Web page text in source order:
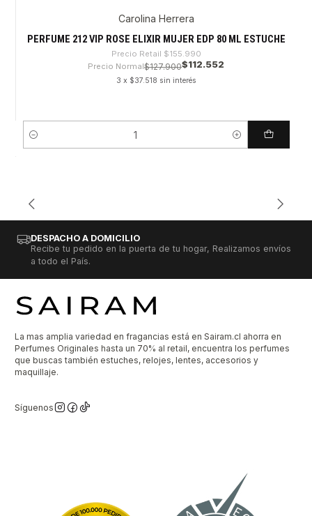
Carolina Herrera
PERFUME 212 VIP ROSE ELIXIR MUJER EDP 80 ML ESTUCHE
Precio Retail $155.990
Precio Normal$127.900$112.552
3 x $37.518 sin interés
Cantidad
DESPACHO A DOMICILIO
Recibe tu pedido en la puerta de tu hogar, Realizamos envíos
a todo el País.
La mas amplia variedad en fragancias está en Sairam.cl ahorra en
Perfumes Originales hasta un 70% al retail, encuentra los perfumes
que buscas también estuches, relojes, lentes, accesorios y
maquillaje.
Síguenos